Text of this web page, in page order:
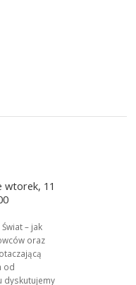
wtorek, 11
– jak
oraz
od
dyskutujemy